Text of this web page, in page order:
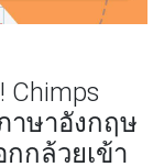
าษาอังกฤษ
กล้วยเข้า